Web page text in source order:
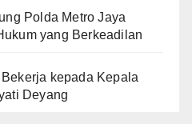
Polda Metro Jaya
yang Berkeadilan
kepada Kepala
Deyang